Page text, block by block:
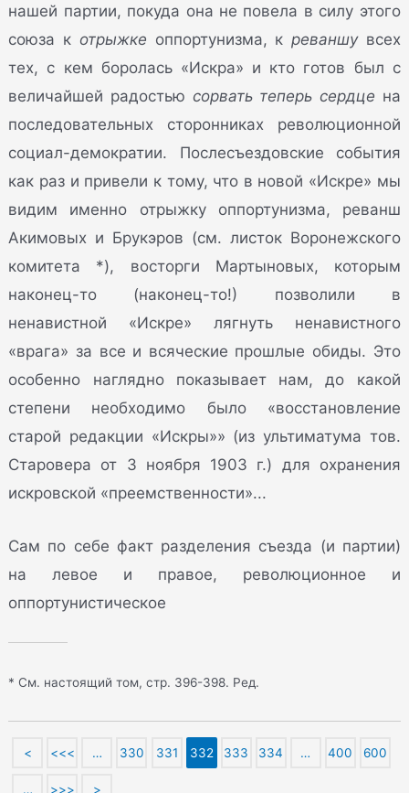
нашей партии, покуда она не повела в силу этого
союза к отрыжке оппортунизма, креваншувсех
тех, с кем боролась «Искра» и кто готов был с
величайшей радостью сорвать теперь сердце на
последовательных сторонниках революционной
социал-демократии. Послесъездовские события
как раз и привели к тому, что в новой «Искре» мы
видим именно отрыжку оппортунизма, реванш
Акимовых и Брукэров (см. листок Воронежского
комитета *), восторги Мартыновых, которым
наконец-то (наконец-то!) позволили в
ненавистной «Искре» лягнуть ненавистного
«врага» за все и всяческие прошлые обиды. Это
особенно наглядно показывает нам, до какой
степени необходимо было «восстановление
старой редакции «Искры»» (из ультиматума тов.
Старовера от 3 ноября 1903 г.) для охранения
искровской «преемственности»...
Сам по себе факт разделения съезда (и партии)
на левое и правое, революционное и
оппортунистическое
* См. настоящий том, стр. 396-398. Ред.
< <<< … 330 331 332 333 334 … 400 600
… >>> >